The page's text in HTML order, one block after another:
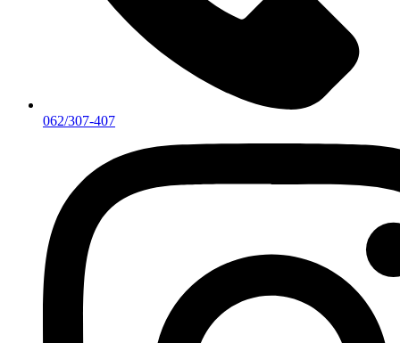
062/307-407